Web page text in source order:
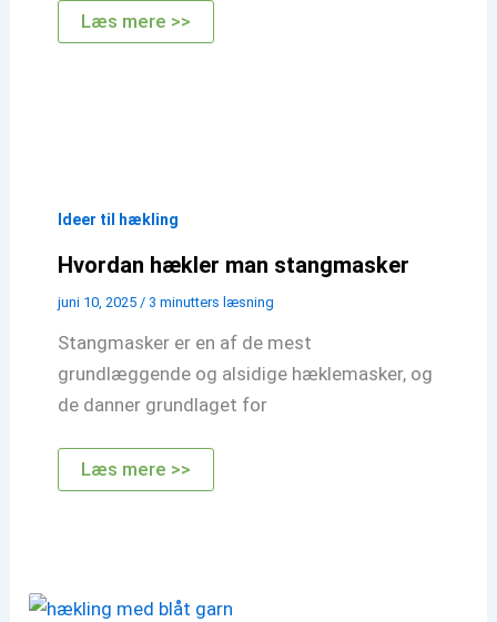
Hvordan
hækler
Læs mere >>
Ideer til hækling
Hvordan hækler man stangmasker
juni 10, 2025 / 3 minutters læsning
Stangmasker er en af de mest
grundlæggende og alsidige hæklemasker, og
de danner grundlaget for
Hvordan
hækler
Læs mere >>